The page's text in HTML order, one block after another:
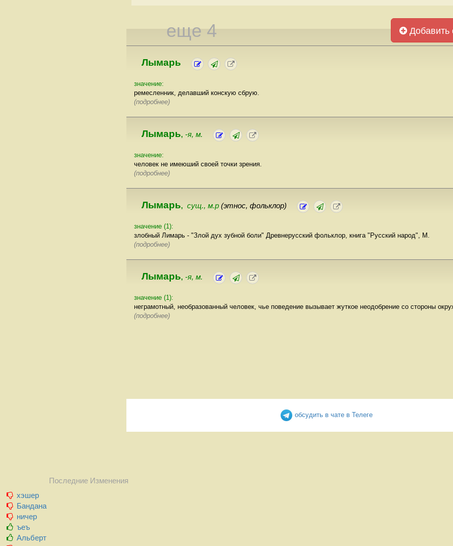
еще 4 Добавить
Лымарь
значение:
ремесленник, делавший конскую сбрую.
(подробнее)
Лымарь, -я, м.
значение:
человек не имеюший своей точки зрения.
(подробнее)
Лымарь, сущ., м.р (этнос, фольклор)
значение (1):
злобный Лимарь - "Злой дух зубной боли" Древнерусский фольклор, книга "Русский народ", М.
(подробнее)
Лымарь, -я, м.
значение (1):
неграмотный, необразованный человек, чье поведение вызывает жуткое неодобрение со стороны
(подробнее)
обсудить в чате в Телеге
Последние Изменения
хэшер
Бандана
ничер
ъеъ
Альберт